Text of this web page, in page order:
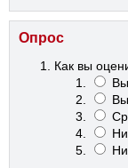
Опрос
Как вы